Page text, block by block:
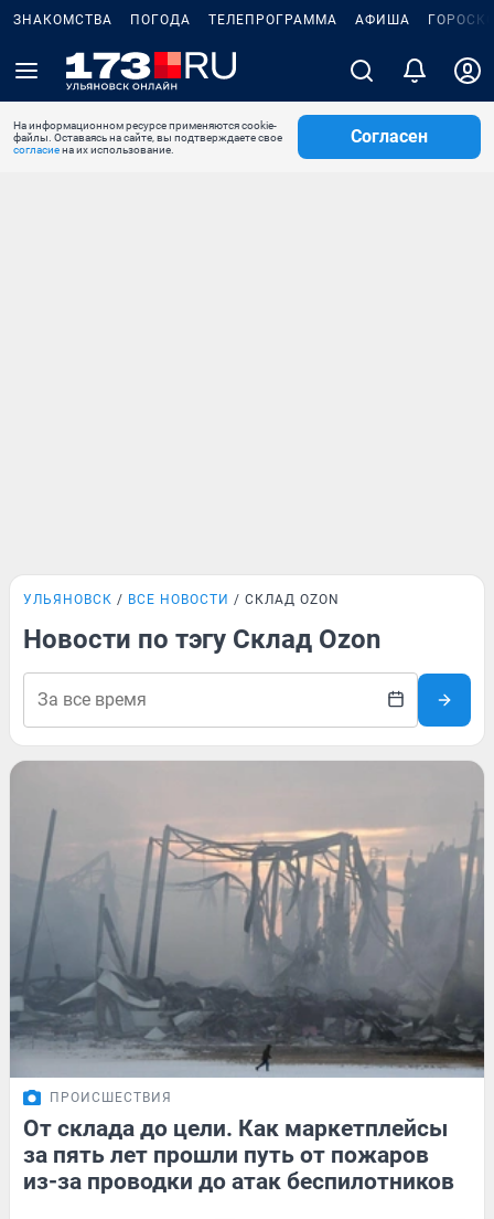
ЗНАКОМСТВА ПОГОДА ТЕЛЕПРОГРАММА АФИША
На информационном ресурсе применяются cookie-
файлы. Оставаясь на сайте, вы подтверждаете свое
согласиена их использование.
Согласен
УЛЬЯНОВСК ВСЕ НОВОСТИ СКЛАД OZON
Новости по тэгу Склад Ozon
ПРОИСШЕСТВИЯ
От склада до цели. Как маркетплейсы
за пять лет прошли путь от пожаров
из-за проводки до атак беспилотников